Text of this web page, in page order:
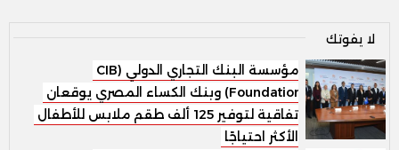
لا يفوتك
مؤسسة البنك التجاري الدولي (CIB
Foundation) وبنك الكساء المصري يوقعان
اتفاقية لتوفير 125 ألف طقم ملابس للأطفال
الأكثر احتياجًا